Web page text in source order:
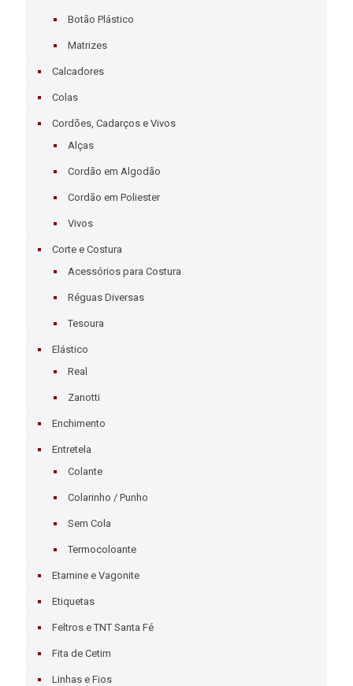
Botão Plástico
Matrizes
Calcadores
Colas
Cordões, Cadarços e Vivos
Alças
Cordão em Algodão
Cordão em Poliester
Vivos
Corte e Costura
Acessórios para Costura
Réguas Diversas
Tesoura
Elástico
Real
Zanotti
Enchimento
Entretela
Colante
Colarinho / Punho
Sem Cola
Termocoloante
Etamine e Vagonite
Etiquetas
Feltros e TNT Santa Fé
Fita de Cetim
Linhas e Fios